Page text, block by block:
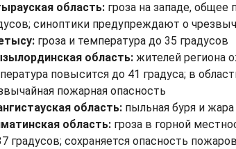
область: гроза на западе,
синоптики предупреждают о
гроза и температура до 35 градусов
область: жителей региона
повысится до 41 градуса; в
пожарная опасность
область: пыльная буря и
область: гроза в горной
градусов; сохраняется опасность